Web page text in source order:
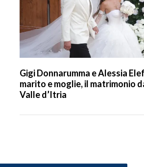
Gigi Donnarumma e Alessia
marito e moglie, il matrimonio
Valle d’Itria